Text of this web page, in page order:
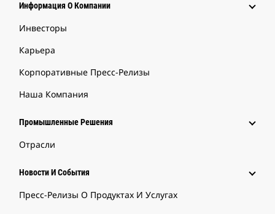
Информация О Компании
Инвесторы
Карьера
Корпоративные Пресс-Релизы
Наша Компания
Промышленные Решения
Отрасли
Новости И События
Пресс-Релизы О Продуктах И Услугах